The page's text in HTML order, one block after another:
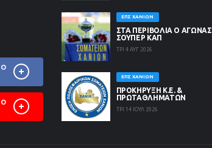
ΕΠΣ ΧΑΝΊΩΝ
ΣΤΑ ΠΕΡΙΒΟΛΙΑ Ο ΑΓΩΝΑΣ
ΣΟΥΠΕΡ ΚΑΠ
ΤΡΙ 4 ΑΥΓ 2026
ΕΠΣ ΧΑΝΊΩΝ
ΠΡΟΚΗΡΥΞΗ Κ.Ε. &
ΠΡΩΤΑΘΛΗΜΑΤΩΝ
ΤΡΙ 14 ΙΟΥΛ 2026